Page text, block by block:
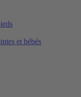
et bébés